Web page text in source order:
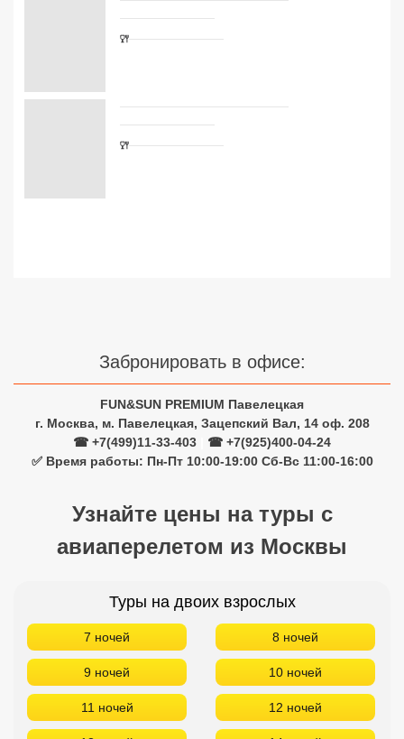
Забронировать в офисе:
FUN&SUN PREMIUM Павелецкая
г. Москва, м. Павелецкая, Зацепский Вал, 14 оф. 208
☎ +7(499)11-33-403
☎ +7(925)400-04-24
✅ Время работы: Пн-Пт 10:00-19:00 Сб-Вс 11:00-16:00
Узнайте цены на туры с
авиаперелетом из Москвы
Туры на двоих взрослых
7 ночей 8 ночей
9 ночей 10 ночей
11 ночей 12 ночей
Сетевые отели Турции
Сетевые отели ОАЭ
Сетевые отели Таиланда
Сетевые отели Сейшел
Сетевые отели Маврикия